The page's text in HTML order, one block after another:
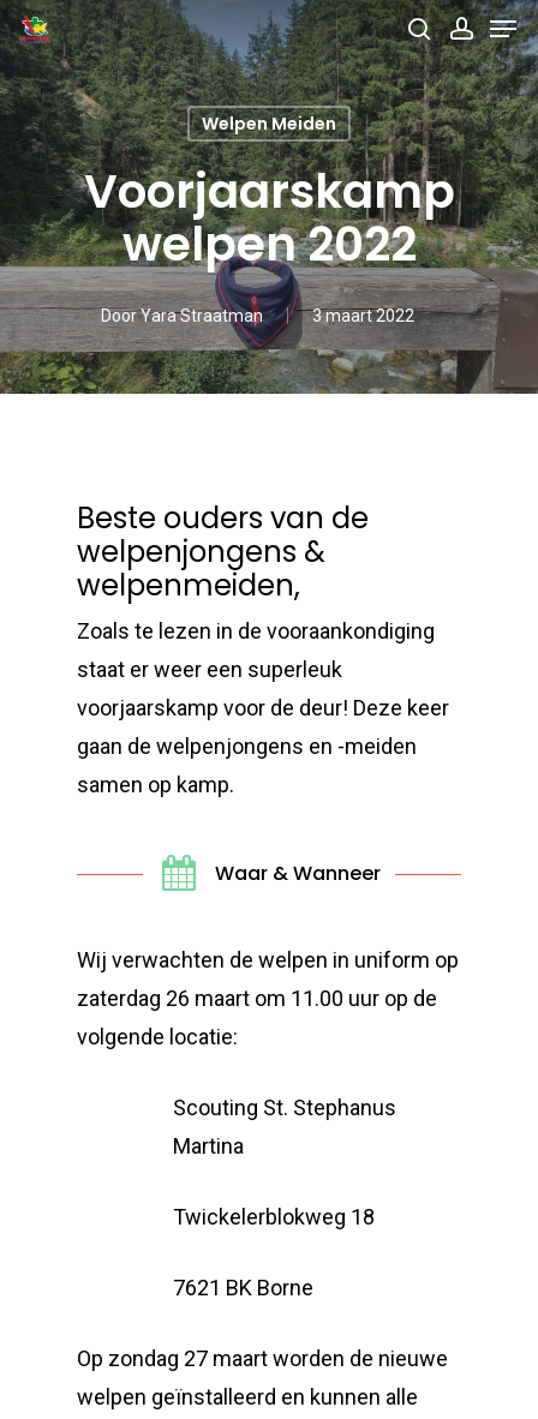
Skip
to
main
content
search
Welpen Meiden
Voorjaarskamp
welpen 2022
DoorYara Straatman 3 maart 2022
Beste ouders van de
welpenjongens &
welpenmeiden,
Zoals te lezen in de vooraankondiging
staat er weer een superleuk
voorjaarskamp voor de deur! Deze keer
gaan de welpenjongens en -meiden
samen op kamp.
Waar & Wanneer
Wij verwachten de welpen in uniform op
zaterdag 26 maart om 11.00 uur op de
volgende locatie:
Scouting St. Stephanus
Martina
Twickelerblokweg 18
7621 BK Borne
Op zondag 27 maart worden de nieuwe
welpen geïnstalleerd en kunnen alle